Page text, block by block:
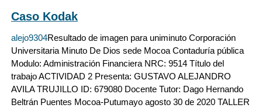
Caso Kodak
alejo9304Resultado de imagen para uniminuto Corporación
Universitaria Minuto De Dios sede Mocoa Contaduría pública
Modulo: Administración Financiera NRC: 9514 Título del
trabajo ACTIVIDAD 2 Presenta: GUSTAVO ALEJANDRO
AVILA TRUJILLO ID: 679080 Docente Tutor: Dago Hernando
Beltrán Puentes Mocoa-Putumayo agosto 30 de 2020 TALLER